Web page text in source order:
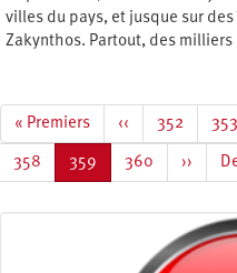
villes du pays, et jusque sur
Zakynthos. Partout, des
Première
page
« Premiers
Page
précédente
‹‹ Page
352 353
Page
358
Page
courante
359 Page
360
Page
››